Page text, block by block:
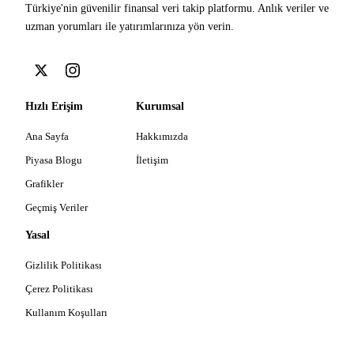
Türkiye'nin güvenilir finansal veri takip platformu. Anlık veriler ve
uzman yorumları ile yatırımlarınıza yön verin.
Hızlı Erişim
Ana Sayfa
Piyasa Blogu
Grafikler
Geçmiş Veriler
Kurumsal
Hakkımızda
İletişim
Yasal
Gizlilik Politikası
Çerez Politikası
Kullanım Koşulları